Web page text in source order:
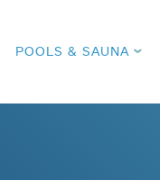
POOLS & SAUNA